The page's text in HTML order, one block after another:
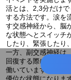
活とは、2,3分だけ
する方法です。涙を
す交感神経から、脳
な状態へとスイッチ
したり、緊張したり
一方、副交感神経は
回復する際に働きま
働いていますが、泣